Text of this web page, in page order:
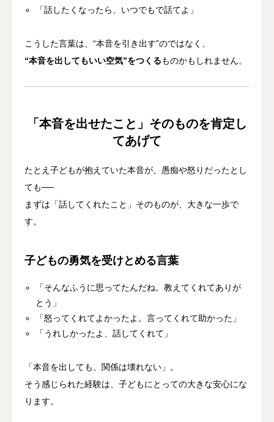
「話したくなったら、いつでもで話てよ」
こうした言葉は、“本音を引き出す”のではなく、
“本音を出してもいい空気”をつくるものかもしれません。
「本音を出せたこと」そのものを肯定し
てあげて
たとえ子どもが抱えていた本音が、愚痴や怒りだったとし
ても──
まずは「話してくれたこと」そのものが、大きな一歩で
す。
子どもの勇気を受けとめる言葉
「そんなふうに思ってたんだね。教えてくれてありが
とう」
「怒ってくれてよかったよ。言ってくれて助かった」
「うれしかったよ、話してくれて」
「本音を出しても、関係は壊れない」。
そう感じられた経験は、子どもにとっての大きな安心にな
ります。